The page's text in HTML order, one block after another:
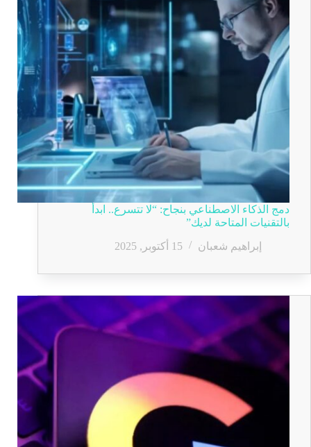
دمج الذكاء الاصطناعي بنجاح: “لا تتسرع.. ابدأ
بالتقنيات المتاحة لديك”
إبراهيم شعبان
15 أكتوبر, 2025